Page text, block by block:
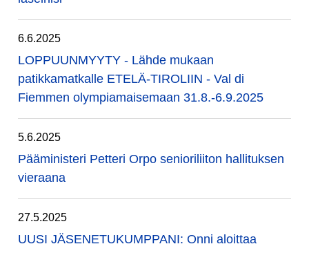
6.6.2025
LOPPUUNMYYTY - Lähde mukaan
patikkamatkalle ETELÄ-TIROLIIN - Val di
Fiemmen olympiamaisemaan 31.8.-6.9.2025
5.6.2025
Pääministeri Petteri Orpo senioriliiton hallituksen
vieraana
27.5.2025
UUSI JÄSENETUKUMPPANI: Onni aloittaa